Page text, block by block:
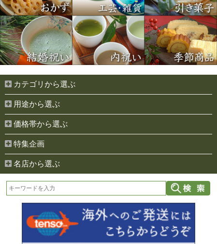
カテゴリから選ぶ
用途から選ぶ
価格帯から選ぶ
特集企画
名店から選ぶ